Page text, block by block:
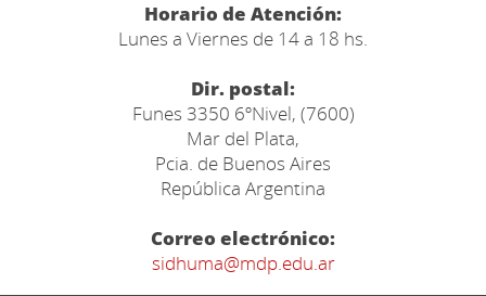
Horario de Atención:
Lunes a Viernes de 14 a 18 hs.
Dir. postal:
Funes 3350 6ºNivel, (7600)
Mar del Plata,
Pcia. de Buenos Aires
República Argentina
Correo electrónico:
sidhuma@mdp.edu.ar